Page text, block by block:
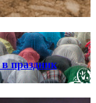
праздник